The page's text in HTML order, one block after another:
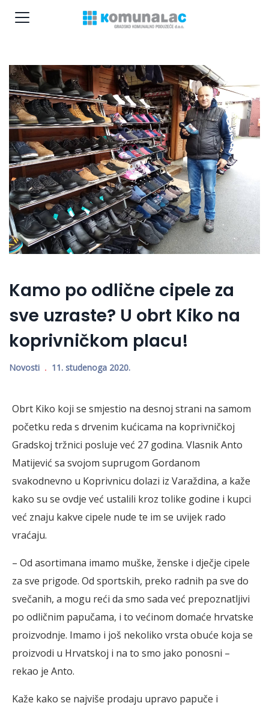
Kamo po odlične cipele za
sve uzraste? U obrt Kiko na
koprivničkom placu!
Novosti 11. studenoga 2020.
Obrt Kiko koji se smjestio na desnoj strani na samom
početku reda s drvenim kućicama na koprivničkoj
Gradskoj tržnici posluje već 27 godina. Vlasnik Anto
Matijević sa svojom suprugom Gordanom
svakodnevno u Koprivnicu dolazi iz Varaždina, a kaže
kako su se ovdje već ustalili kroz tolike godine i kupci
već znaju kakve cipele nude te im se uvijek rado
vraćaju.
– Od asortimana imamo muške, ženske i dječje cipele
za sve prigode. Od sportskih, preko radnih pa sve do
svečanih, a mogu reći da smo sada već prepoznatljivi
po odličnim papučama, i to većinom domaće hrvatske
proizvodnje. Imamo i još nekoliko vrsta obuće koja se
proizvodi u Hrvatskoj i na to smo jako ponosni –
rekao je Anto.
Kaže kako se najviše prodaju upravo papuče i